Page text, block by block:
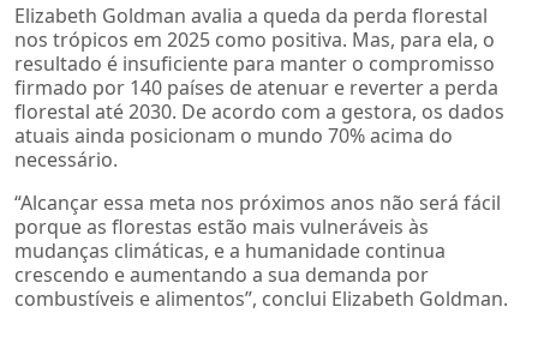
Elizabeth Goldman avalia a queda da perda florestal
nos trópicos em 2025 como positiva. Mas, para ela, o
resultado é insuficiente para manter o compromisso
firmado por 140 países de atenuar e reverter a perda
florestal até 2030. De acordo com a gestora, os dados
atuais ainda posicionam o mundo 70% acima do
necessário.
“Alcançar essa meta nos próximos anos não será fácil
porque as florestas estão mais vulneráveis às
mudanças climáticas, e a humanidade continua
crescendo e aumentando a sua demanda por
combustíveis e alimentos”, conclui Elizabeth Goldman.